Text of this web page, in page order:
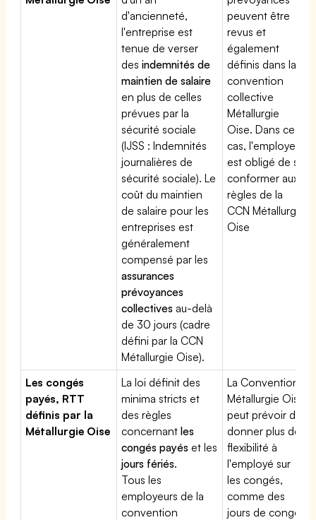
d'ancienneté,
l'entreprise est
tenue de verser
desindemnités de
maintien de salaire
en plus de celles
prévues par la
sécurité sociale
(IJSS : Indemnités
journalières de
sécurité sociale). Le
coût du maintien
de salaire pour les
entreprises est
généralement
compensé par les
assurances
prévoyances
collectives au-delà
de 30 jours (cadre
défini par la CCN
Métallurgie Oise).
peuvent être
revus et
également
définis dans la
convention
collective
Métallurgie
Oise. Dans ce
cas, l'employeur
est obligé de se
conformer aux
règles de la
CCN Métallurgie
Oise
Les congés
payés, RTT
définis par la
Métallurgie Oise
La loi définit des
minima stricts et
des règles
concernantles
congés payés et les
jours fériés.
Tous les
employeurs de la
convention
La Convention
Métallurgie Oise
peut prévoir de
donner plus de
flexibilité à
l'employé sur
les congés,
comme des
jours de congé